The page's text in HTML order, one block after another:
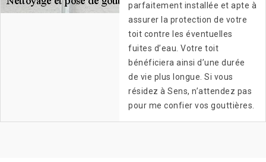
parfaitement installée et apte à
assurer la protection de votre
toit contre les éventuelles
fuites d’eau. Votre toit
bénéficiera ainsi d’une durée
de vie plus longue. Si vous
résidez à Sens, n’attendez pas
pour me confier vos gouttières.